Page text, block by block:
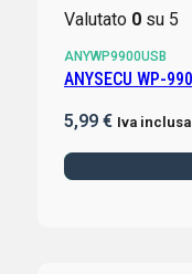
Valutato 0su 5
ANYWP9900USB
5,99 € Iva inclusa